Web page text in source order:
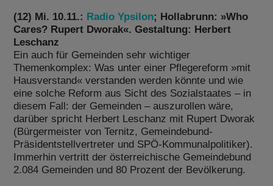
(12) Mi. 10.11.: Radio Ypsilon; Hollabrunn: »Who
Cares? Rupert Dworak«. Gestaltung: Herbert
Leschanz
Ein auch für Gemeinden sehr wichtiger
Themenkomplex: Was unter einer Pflegereform »mit
Hausverstand« verstanden werden könnte und wie
eine solche Reform aus Sicht des Sozialstaates – in
diesem Fall: der Gemeinden – auszurollen wäre,
darüber spricht Herbert Leschanz mit Rupert Dworak
(Bürgermeister von Ternitz, Gemeindebund-
Präsidentstellvertreter und SPÖ-Kommunalpolitiker).
Immerhin vertritt der österreichische Gemeindebund
2.084 Gemeinden und 80 Prozent der Bevölkerung.